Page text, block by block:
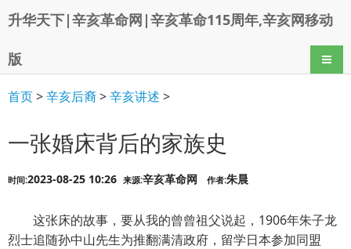
升华天下|辛亥革命网|辛亥革命115周年,辛亥网移动
版 导航
首页>辛亥后裔>辛亥讲述 >
一张婚床背后的家族史
时间:2023-08-25 10:26 来源:辛亥革命网 作者:朱晨
这张床的故事，要从我的曾曾祖父说起，1906年朱子龙
烈士追随孙中山先生为推翻满清政府，留学日本参加同盟